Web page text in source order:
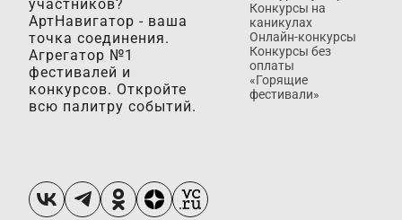
участников?
АртНавигатор - ваша
точка соединения.
Агрегатор №1
фестивалей и
конкурсов. Откройте
всю палитру событий.
Конкурсы на
каникулах
Онлайн-конкурсы
Конкурсы без
оплаты
«Горящие
фестивали»